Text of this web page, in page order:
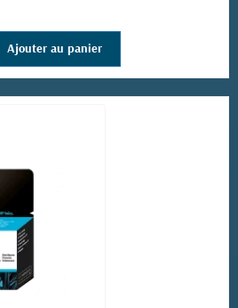
Ajouter au panier